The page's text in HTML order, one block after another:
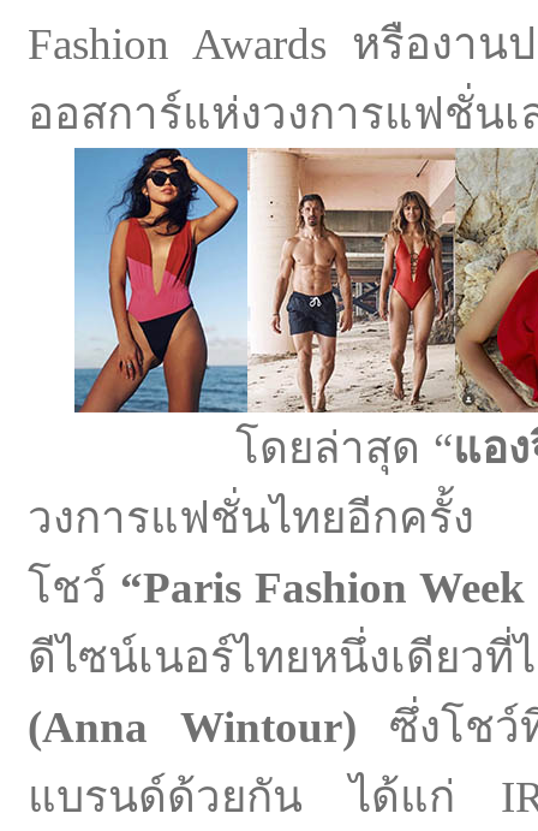
Fashion Awards หรืองาน
ออสการ์แห่งวงการแฟชั่นเ
โดยล่าสุด “แอ
วงการแฟชั่นไทยอีกครั้ง
โชว์ “Paris Fashion
ดีไซน์เนอร์ไทยหนึ่งเดีย
(Anna Wintour) ซึ่งโชว์
แบรนด์ด้วยกัน ได้แก่